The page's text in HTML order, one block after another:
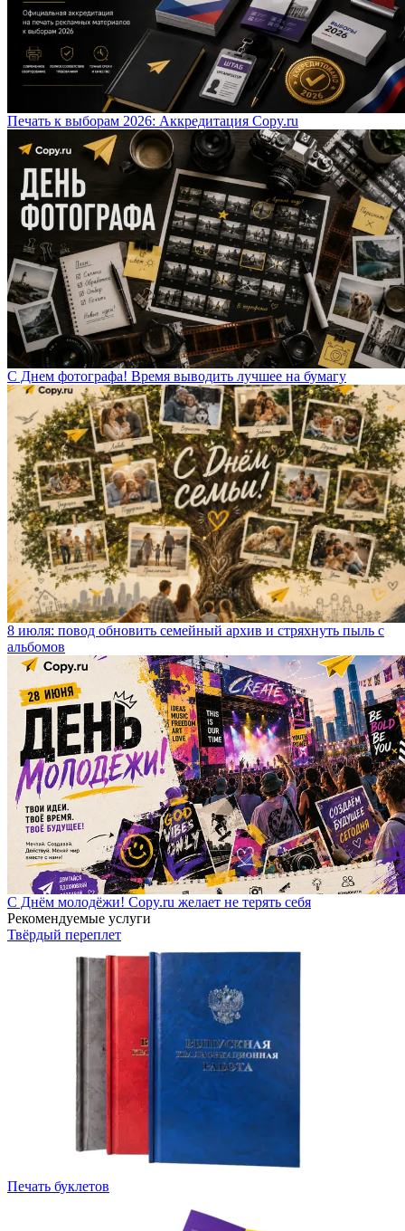
Печать к выборам 2026: Аккредитация Copy.ru
С Днем фотографа! Время выводить лучшее на бумагу
8 июля: повод обновить семейный архив и стряхнуть пыль с
альбомов
С Днём молодёжи! Copy.ru желает не терять себя
Рекомендуемые услуги
Твёрдый переплет
Печать буклетов